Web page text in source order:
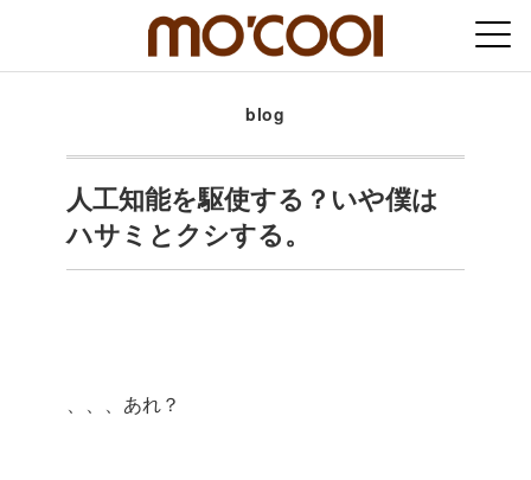
blog
人工知能を駆使する？いや僕は
ハサミとクシする。
、、、あれ？